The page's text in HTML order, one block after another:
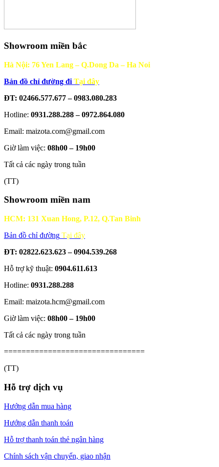
Showroom miền bắc
Hà Nội: 76 Yen Lang – Q.Dong Da – Ha Noi
Bản đồ chỉ đường đi Tại đây
ĐT: 02466.577.677 – 0983.080.283
Hotline: 0931.288.288 – 0972.864.080
Email: maizota.com@gmail.com
Giờ làm việc: 08h00 – 19h00
Tất cả các ngày trong tuần
(TT)
Showroom miền nam
HCM: 131 Xuan Hong, P.12, Q.Tan Binh
Bản đồ chỉ đường Tại đây
ĐT: 02822.623.623 – 0904.539.268
Hỗ trợ kỹ thuật: 0904.611.613
Hotline: 0931.288.288
Email: maizota.hcm@gmail.com
Giờ làm việc: 08h00 – 19h00
Tất cả các ngày trong tuần
================================
(TT)
Hỗ trợ dịch vụ
Hướng dẫn mua hàng
Hướng dẫn thanh toán
Hỗ trợ thanh toán thẻ ngân hàng
Chính sách vận chuyển, giao nhận